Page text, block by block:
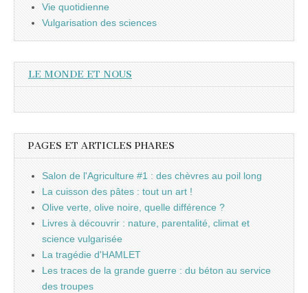
Vie quotidienne
Vulgarisation des sciences
LE MONDE ET NOUS
PAGES ET ARTICLES PHARES
Salon de l'Agriculture #1 : des chèvres au poil long
La cuisson des pâtes : tout un art !
Olive verte, olive noire, quelle différence ?
Livres à découvrir : nature, parentalité, climat et
science vulgarisée
La tragédie d'HAMLET
Les traces de la grande guerre : du béton au service
des troupes